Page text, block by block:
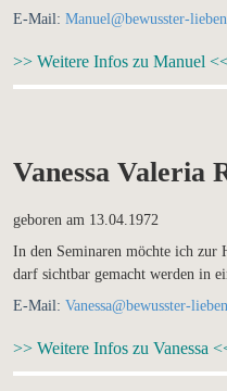
E-Mail: Manuel@bewusster-
>> Weitere Infos zu Manuel
Vanessa Valeria
geboren am 13.04.1972
In den Seminaren möchte ich zur
darf sichtbar gemacht werden in
E-Mail: Vanessa@bewusster-
>> Weitere Infos zu Vanessa